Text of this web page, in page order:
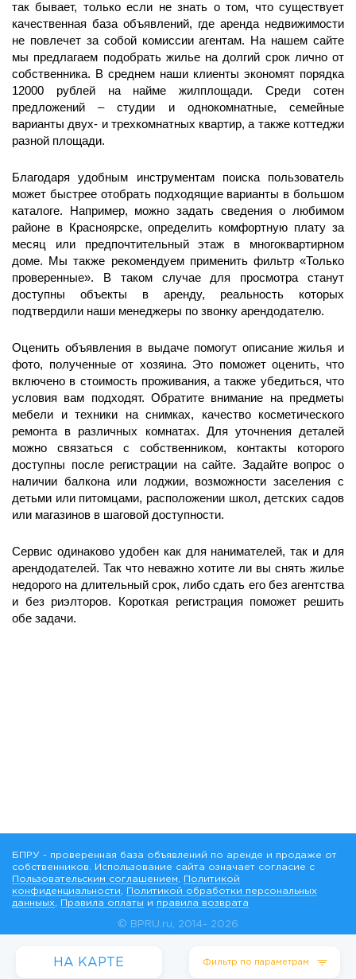
НА КАРТЕ Фильтр по параметрам
так бывает, только если не знать о том, что существует
качественная база объявлений, где аренда недвижимости
не повлечет за собой комиссии агентам. На нашем сайте
мы предлагаем подобрать жилье на долгий срок лично от
собственника. В среднем наши клиенты экономят порядка
12000 рублей на найме жилплощади. Среди сотен
предложений – студии и однокомнатные, семейные
варианты двух- и трехкомнатных квартир, а также коттеджи
разной площади.
Благодаря удобным инструментам поиска пользователь
может быстрее отобрать подходящие варианты в большом
каталоге. Например, можно задать сведения о любимом
районе в Красноярске, определить комфортную плату за
месяц или предпочтительный этаж в многоквартирном
доме. Мы также рекомендуем применить фильтр «Только
проверенные». В таком случае для просмотра станут
доступны объекты в аренду, реальность которых
подтвердили наши менеджеры по звонку арендодателю.
Оценить объявления в выдаче помогут описание жилья и
фото, полученные от хозяина. Это поможет оценить, что
включено в стоимость проживания, а также убедиться, что
условия вам подходят. Обратите внимание на предметы
мебели и техники на снимках, качество косметического
ремонта в различных комнатах. Для уточнения деталей
можно связаться с собственником, контакты которого
доступны после регистрации на сайте. Задайте вопрос о
наличии балкона или лоджии, возможности заселения с
детьми или питомцами, расположении школ, детских садов
или магазинов в шаговой доступности.
Сервис одинаково удобен как для нанимателей, так и для
арендодателей. Так что неважно хотите ли вы снять жилье
недорого на длительный срок, либо сдать его без агентства
и без риэлторов. Короткая регистрация поможет решить
обе задачи.
компании
Контакты
© BPRU.ru, 2014- 2026
БПРУ - проверенная база объявлений по аренде и продаже от
собственников. Использование сайта означает согласие с
Пользовательским соглашением
Политикой
конфиденциальности
Политикой обработки персональных
данныых
Правила оплаты и правила возврата